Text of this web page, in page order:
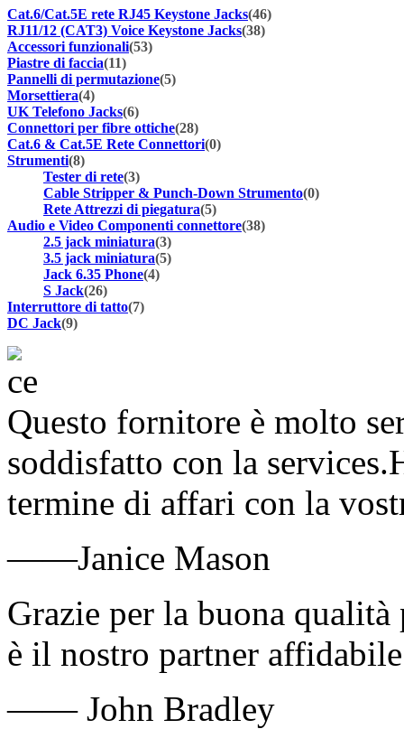
Cat.6/Cat.5E rete RJ45 Keystone Jacks(46)
RJ11/12 (CAT3) Voice Keystone Jacks(38)
Accessori funzionali(53)
Piastre di faccia(11)
Pannelli di permutazione(5)
Morsettiera(4)
UK Telefono Jacks(6)
Connettori per fibre ottiche(28)
Cat.6 & Cat.5E Rete Connettori(0)
Strumenti(8)
Tester di rete(3)
Cable Stripper & Punch-Down Strumento(0)
Rete Attrezzi di piegatura(5)
Audio e Video Componenti connettore(38)
2.5 jack miniatura(3)
3.5 jack miniatura(5)
Jack 6.35 Phone(4)
S Jack(26)
Interruttore di tatto(7)
DC Jack(9)
Questo fornitore è molto
soddisfatto con la
termine di affari con la
——Janice Mason
Grazie per la buona
è il nostro partner
—— John Bradley